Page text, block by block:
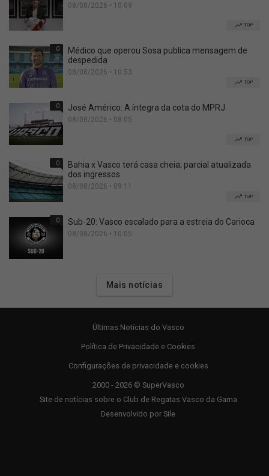
08/08/2026 • 10:09
TOP
0
Médico que operou Sosa publica mensagem de
despedida
08/08/2026 • 10:53
TOP
0 José Américo: A íntegra da cota do MPRJ
08/08/2026 • 08:05
TOP
0
Bahia x Vasco terá casa cheia; parcial atualizada
dos ingressos
08/08/2026 • 09:11
TOP
0 Sub-20: Vasco escalado para a estreia do Carioca
08/08/2026 • 10:05
Mais notícias
Últimas Notícias do Vasco
Política de Privacidade e Cookies
Configurações de privacidade e cookies
2000 - 2026 © SuperVasco
Site de notícias sobre o Club de Regatas Vasco da Gama
Desenvolvido por Sile